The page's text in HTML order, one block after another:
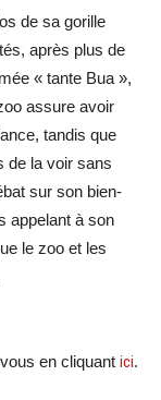
de sa gorille
après plus de
« tante Bua »,
assure avoir
tandis que
de la voir sans
sur son bien-
appelant à son
le zoo et les
en cliquant ici.